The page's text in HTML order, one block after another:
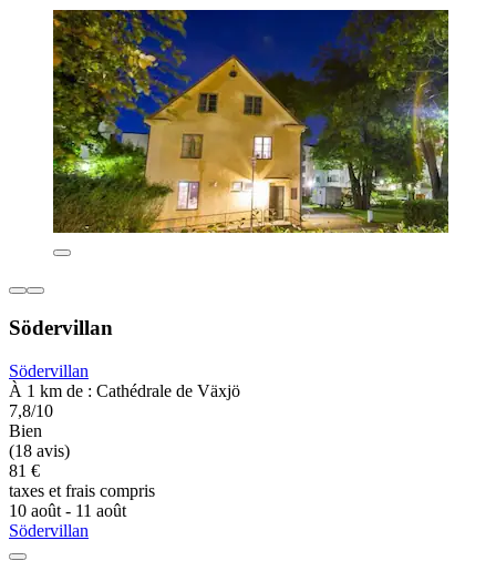
Södervillan
Södervillan
À 1 km de : Cathédrale de Växjö
7,8/10
Bien
(18 avis)
81 €
taxes et frais compris
10 août - 11 août
Södervillan